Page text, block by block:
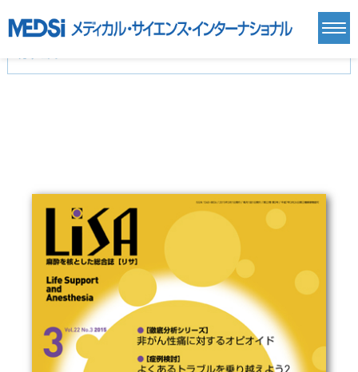
基礎医学(93)
基礎医学関連科学(80)
自然科学(25)
看護学(21)
医療技術(16)
歯科学(3)
保健・体育(1)
医学一般(91)